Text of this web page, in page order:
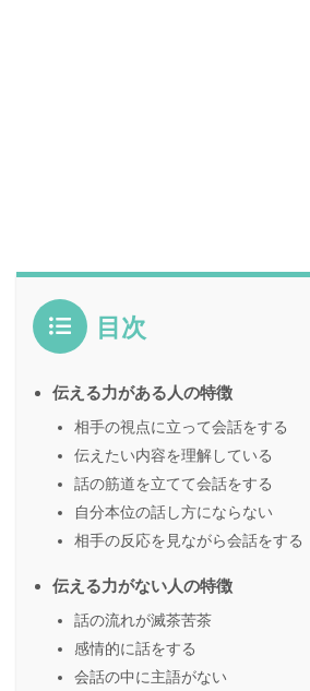
目次
伝える力がある人の特徴
相手の視点に立って会話をする
伝えたい内容を理解している
話の筋道を立てて会話をする
自分本位の話し方にならない
相手の反応を見ながら会話をする
伝える力がない人の特徴
話の流れが滅茶苦茶
感情的に話をする
会話の中に主語がない